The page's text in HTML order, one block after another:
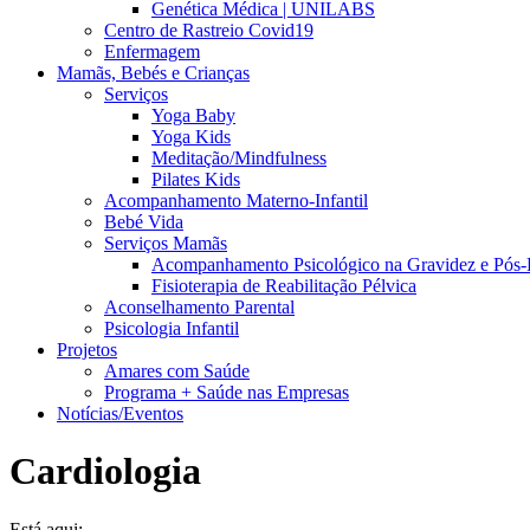
Genética Médica | UNILABS
Centro de Rastreio Covid19
Enfermagem
Mamãs, Bebés e Crianças
Serviços
Yoga Baby
Yoga Kids
Meditação/Mindfulness
Pilates Kids
Acompanhamento Materno-Infantil
Bebé Vida
Serviços Mamãs
Acompanhamento Psicológico na Gravidez e Pós-
Fisioterapia de Reabilitação Pélvica
Aconselhamento Parental
Psicologia Infantil
Projetos
Amares com Saúde
Programa + Saúde nas Empresas
Notícias/Eventos
Cardiologia